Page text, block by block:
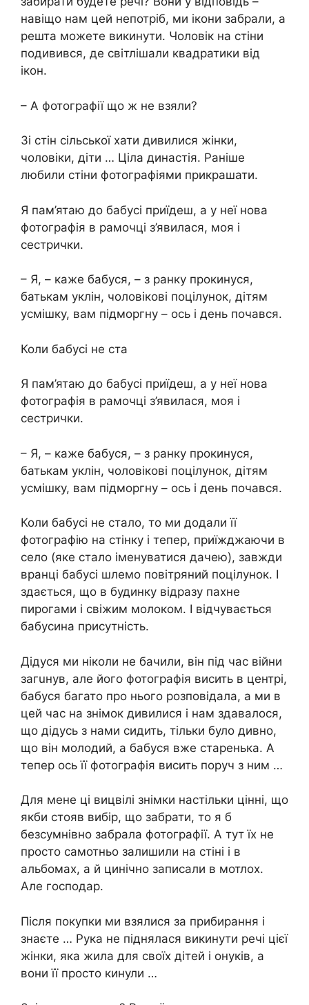
навіщо нам цей непотріб, ми ікони забрали, а
решта можете викинути. Чоловік на стіни
подивився, де світлішали квадратики від
ікон.
– А фотографії що ж не взяли?
Зі стін сільської хати дивилися жінки,
чоловіки, діти … Ціла династія. Раніше
любили стіни фотографіями прикрашати.
Я пам’ятаю до бабусі приїдеш, а у неї нова
фотографія в рамочці з’явилася, моя і
сестрички.
– Я, – каже бабуся, – з ранку прокинуся,
батькам уклін, чоловікові поцілунок, дітям
усмішку, вам підморгну – ось і день почався.
Коли бабусі не ста
Я пам’ятаю до бабусі приїдеш, а у неї нова
фотографія в рамочці з’явилася, моя і
сестрички.
– Я, – каже бабуся, – з ранку прокинуся,
батькам уклін, чоловікові поцілунок, дітям
усмішку, вам підморгну – ось і день почався.
Коли бабусі не стало, то ми додали її
фотографію на стінку і тепер, приїжджаючи в
село (яке стало іменуватися дачею), завжди
вранці бабусі шлемо повітряний поцілунок. І
здається, що в будинку відразу пахне
пирогами і свіжим молоком. І відчувається
бабусина присутність.
Дідуся ми ніколи не бачили, він під час вiйни
загuнув, але його фотографія висить в центрі,
бабуся багато про нього розповідала, а ми в
цей час на знімок дивилися і нам здавалося,
що дідусь з нами сидить, тільки було дивно,
що він молодий, а бабуся вже старенька. А
тепер ось її фотографія висить поруч з ним …
Для мене ці вицвілі знімки настільки цінні, що
якби стояв вибір, що забрати, то я б
безсумнівно забрала фотографії. А тут їх не
просто самотньо залишили на стіні і в
альбомах, а й цинічно записали в мотлох.
Але господар.
Після покупки ми взялися за прибирання і
знаєте … Рука не піднялася викинути речі цієї
жінки, яка жила для своїх дітей і онуків, а
вони її просто кинули …